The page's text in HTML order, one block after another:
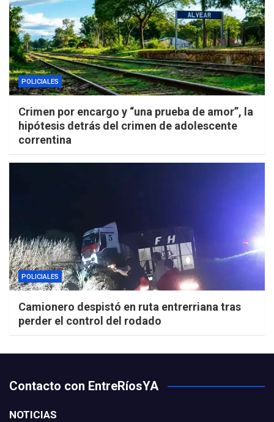
POLICIALES
Crimen por encargo y “una prueba de amor”, la
hipótesis detrás del crimen de adolescente
correntina
POLICIALES
Camionero despistó en ruta entrerriana tras
perder el control del rodado
Contacto con EntreRíosYA
NOTICIAS